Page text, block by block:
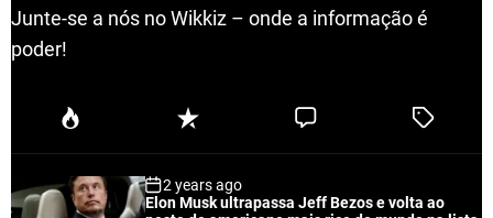
Junte-se a nós no Wikkiz – onde a informação é
poder!
P
u
R
e
n
C
e
T
e
2 years ago
Elon Musk ultrapassa Jeff Bezos e volta ao